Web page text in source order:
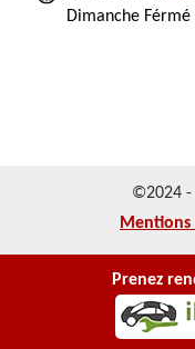
Prenez
Dimanche Férmé
©2024 -
Mentions